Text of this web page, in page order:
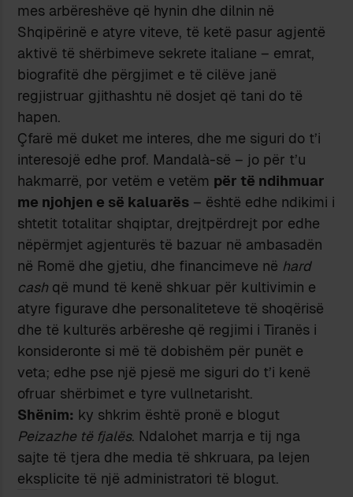
mes arbëreshëve që hynin dhe dilnin në
Shqipërinë e atyre viteve, të ketë pasur agjentë
aktivë të shërbimeve sekrete italiane – emrat,
biografitë dhe përgjimet e të cilëve janë
regjistruar gjithashtu në dosjet që tani do të
hapen.
Çfarë më duket me interes, dhe me siguri do t’i
interesojë edhe prof. Mandalà-së – jo për t’u
hakmarrë, por vetëm e vetëm për të ndihmuar
me njohjen e së kaluarës – është edhe ndikimi i
shtetit totalitar shqiptar, drejtpërdrejt por edhe
nëpërmjet agjenturës të bazuar në ambasadën
në Romë dhe gjetiu, dhe financimeve në hard
cash që mund të kenë shkuar për kultivimin e
atyre figurave dhe personaliteteve të shoqërisë
dhe të kulturës arbëreshe që regjimi i Tiranës i
konsideronte si më të dobishëm për punët e
veta; edhe pse një pjesë me siguri do t’i kenë
ofruar shërbimet e tyre vullnetarisht.
Shënim: ky shkrim është pronë e blogut
Peizazhe të fjalës. Ndalohet marrja e tij nga
sajte të tjera dhe media të shkruara, pa lejen
eksplicite të një administratori të blogut.